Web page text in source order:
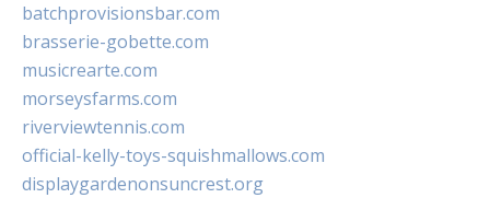
batchprovisionsbar.com
brasserie-gobette.com
musicrearte.com
morseysfarms.com
riverviewtennis.com
official-kelly-toys-squishmallows.com
displaygardenonsuncrest.org